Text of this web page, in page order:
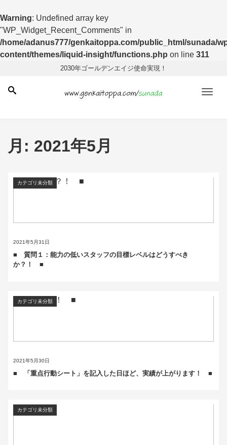
Warning: Undefined array key
"WP_Widget_Recent_Comments" in
/home/adanus777/genkaitoppa.com/public_html/sunada/
content/themes/liquid-insight/functions.php on line 311
2030年ゴールデンエイジ使命実現！
月: 2021年5月
2021年5月31日
カテゴリ未分類
■ 質問１：能力の低いスタッフの目標レベルはどうすべき
か？！ ■
2021年5月30日
カテゴリ未分類
■ 「重点行動シート」を記入した日ほど、実績が上がります！ ■
カテゴリ未分類